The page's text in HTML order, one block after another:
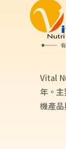
Vital
年。
機產